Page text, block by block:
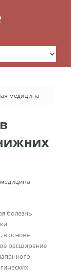
медицина
болезнь
в основе
расширение